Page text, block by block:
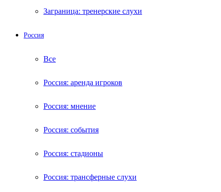
Заграница: тренерские слухи
Россия
Все
Россия: аренда игроков
Россия: мнение
Россия: события
Россия: стадионы
Россия: трансферные слухи